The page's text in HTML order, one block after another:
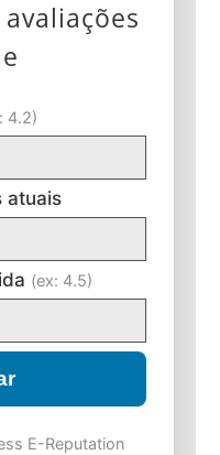
4.2)
atuais
(ex: 4.5)
E-Reputation